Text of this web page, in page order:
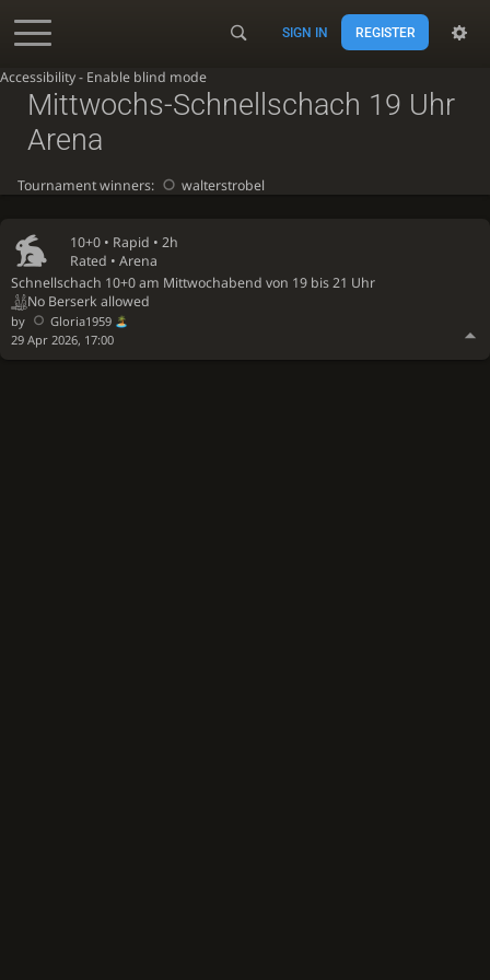
Accessibility - Enable blind mode
SIGN IN REGISTER
10+0 • Rapid • 2h
Rated • Arena
Schnellschach 10+0 am Mittwochabend von 19 bis 21 Uhr
No Berserk allowed
by
Gloria1959
29 Apr 2026, 17:00
Mittwochs-Schnellschach 19 Uhr
Arena
Tournament winners: walterstrobel